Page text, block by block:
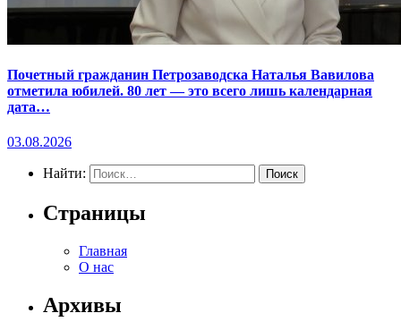
Почетный гражданин Петрозаводска Наталья Вавилова
отметила юбилей. 80 лет — это всего лишь календарная
дата…
03.08.2026
Найти:
Страницы
Главная
О нас
Архивы